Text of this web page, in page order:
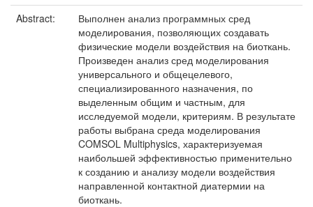
Abstract:
Выполнен анализ программных сред
моделирования, позволяющих создавать
физические модели воздействия на биоткань.
Произведен анализ сред моделирования
универсального и общецелевого,
специализированного назначения, по
выделенным общим и частным, для
исследуемой модели, критериям. В результате
работы выбрана среда моделирования
COMSOL Multiphysics, характеризуемая
наибольшей эффективностью применительно
к созданию и анализу модели воздействия
направленной контактной диатермии на
биоткань.